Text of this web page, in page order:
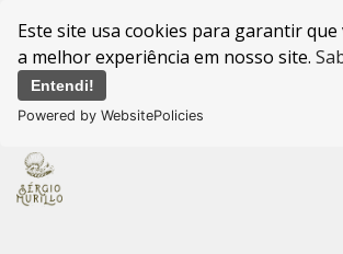
Este site usa cookies para garantir
a melhor experiência em nosso site.
Entendi!
Powered by WebsitePolicies